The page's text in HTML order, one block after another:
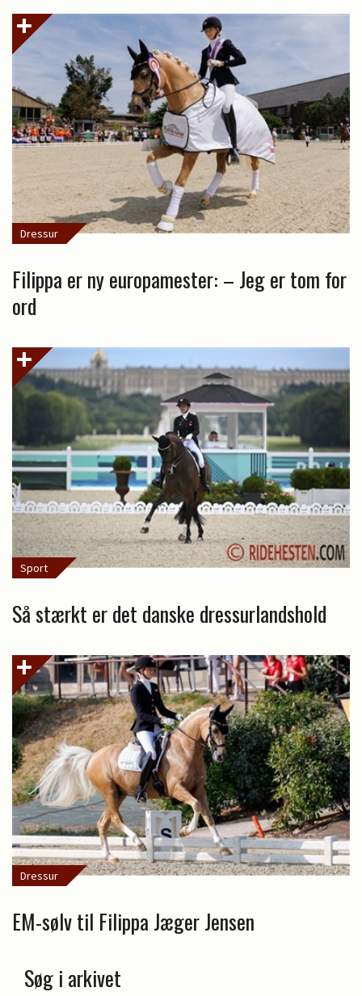
Dressur
Filippa er ny europamester: – Jeg er tom for
ord
Sport
Så stærkt er det danske dressurlandshold
Dressur
EM-sølv til Filippa Jæger Jensen
Søg i arkivet